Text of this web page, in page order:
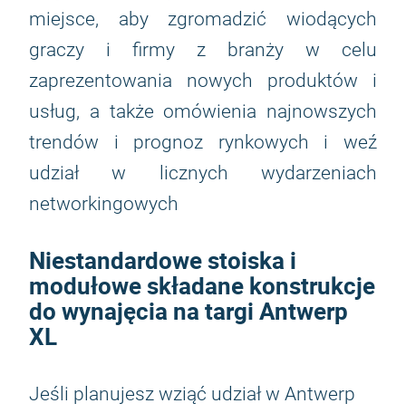
miejsce, aby zgromadzić wiodących
graczy i firmy z branży w celu
zaprezentowania nowych produktów i
usług, a także omówienia najnowszych
trendów i prognoz rynkowych i weź
udział w licznych wydarzeniach
networkingowych
Niestandardowe stoiska i
modułowe składane konstrukcje
do wynajęcia na targi Antwerp
XL
Jeśli planujesz wziąć udział w Antwerp